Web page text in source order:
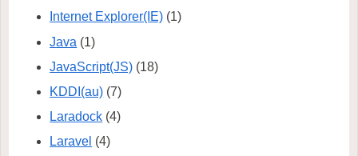
Internet Explorer(IE) (1)
Java (1)
JavaScript(JS) (18)
KDDI(au) (7)
Laradock (4)
Laravel (4)